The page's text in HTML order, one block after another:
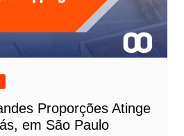
Proporções Atinge
em São Paulo